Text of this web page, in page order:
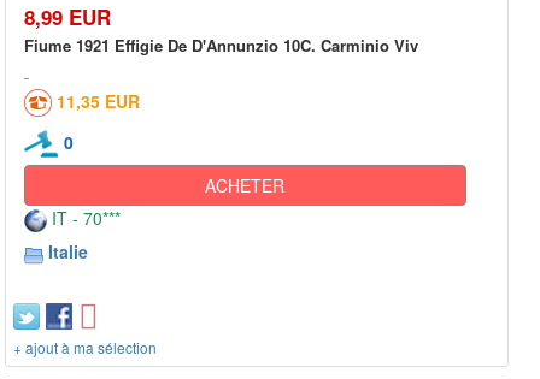
8,99 EUR
Fiume 1921 Effigie De D'Annunzio 10C. Carminio Viv
11,35 EUR
0
ACHETER
IT - 70***
Italie
+ ajout à ma sélection